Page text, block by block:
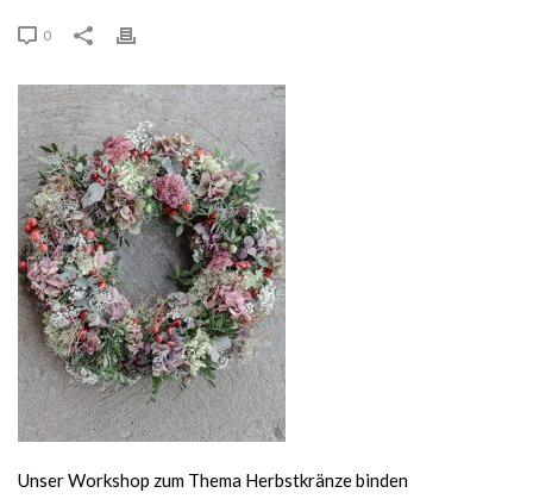
0
Unser Workshop zum Thema Herbstkränze binden